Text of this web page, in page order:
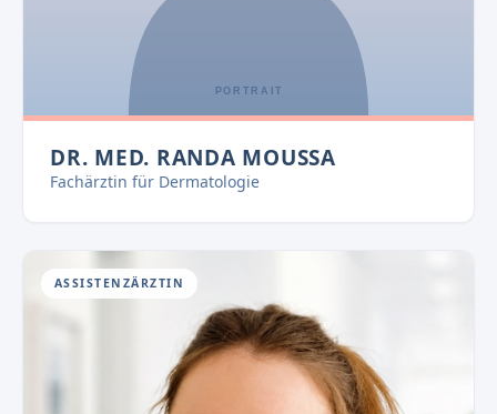
DR. MED. RANDA MOUSSA
Fachärztin für Dermatologie
ASSISTENZÄRZTIN